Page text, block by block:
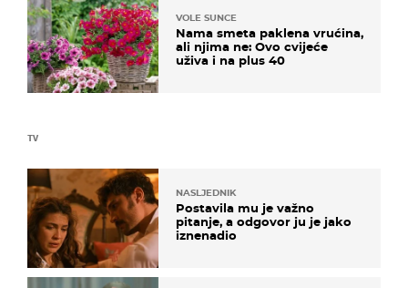
TV
NASLJEDNIK
Postavila mu je važno
pitanje, a odgovor ju je jako
iznenadio
VOLE SUNCE
Nama smeta paklena vrućina,
ali njima ne: Ovo cvijeće
uživa i na plus 40